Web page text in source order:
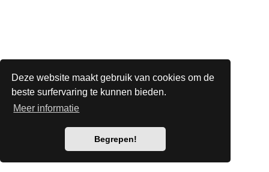
Deze website maakt gebruik van cookies om de
beste surfervaring te kunnen bieden.
Meer informatie
Begrepen!